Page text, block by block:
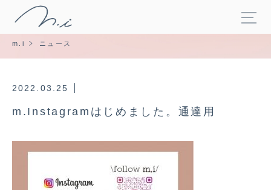
m.i ニュース
2022.03.25
m.Instagramはじめました。通達用